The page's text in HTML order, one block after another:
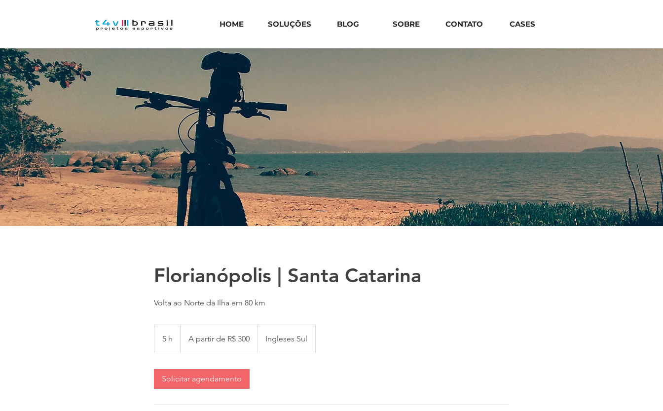
HOME SOLUÇÕES BLOG SOBRE CONTATO CASES
Florianópolis | Santa Catarina
Volta ao Norte da Ilha em 80 km
5 h
h
A partir de R$ 300 Ingleses Sul
Solicitar agendamento